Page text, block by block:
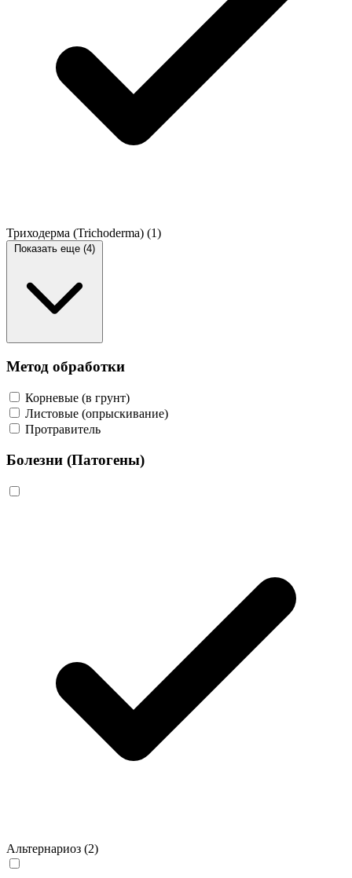
Триходерма (Trichoderma) (1)
Показать еще (4)
Метод обработки
Корневые (в грунт)
Листовые (опрыскивание)
Протравитель
Болезни (Патогены)
Альтернариоз (2)